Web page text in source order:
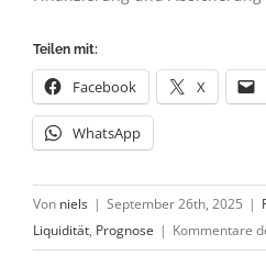
Teilen mit:
Facebook X
WhatsApp
Von niels | September 26th, 2025 |
Liquidität, Prognose | Kommentare